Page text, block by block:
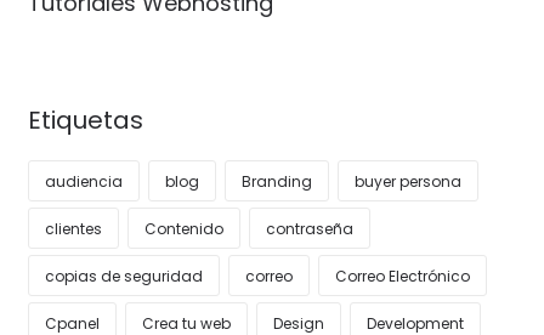
Etiquetas
audiencia blog Branding buyer persona
clientes Contenido contraseña
copias de seguridad correo Correo Electrónico
Cpanel Crea tu web Design Development